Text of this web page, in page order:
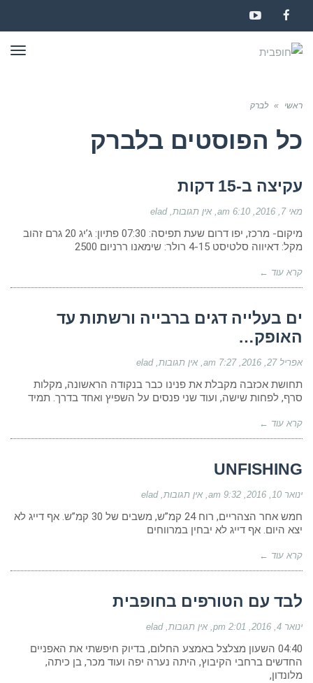
Facebook
YouTube
ראשי » לברק
כל הפוסטים בלברק
עקיצה ב-15 דקות
מאי 7, 2016 6:10 am אין תגובות elad
מיקום- מרכז, יפו דרום שעת תפיסה: 07:30 פתיון: ג’יג 20 גרם זהוב
מקל: דאיווה סלטיסט 4-15 רולר: שימאנו ררניום 2500
קרא עוד ←
ים בעלייה דגים ברבייה ורשתות עד
האופק…
אפריל 27, 2016 7:27 am אין תגובות elad
תחושת אכזבה מקבלת את פנינו כבר בנקודה הראשונה, מקלות
סרף, לפחות שישה, ועוד שני פנסים על השפיץ ואחד בדרך. תמיד
קרא עוד ←
UNFISHING
ינואר 10, 2016 9:32 am אין תגובות elad
חמש אחר הצהריים, רוח 24 קמ”ש, משבים של 30 קמ”ש. אף דייג לא
יצא היום. אף דייג לא יבחין במרווחים
קרא עוד ←
לבד עם הטורפים בחופבית
ינואר 4, 2016 2:01 pm אין תגובות elad
04:40 השעון מצלצל באמצע החלום, בדיוק חיפשתי את האפניים
החדשים ברחבי הקיבוץ, היתה נערה יפה ועוד מכר, בן כיתה,
מלונדון,